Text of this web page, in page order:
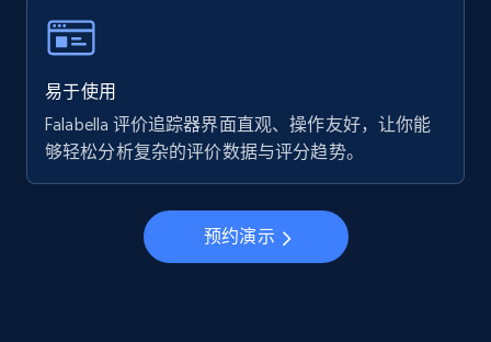
5.6K+
Walmart - products - Find new products by
using specific category URL
URL, Final price, Sku, Currency, Gtin,
Specifications, Image urls, Top reviews, and
易于使用
Falabella 评价追踪器界面直观、操作友好，让你能
够轻松分析复杂的评价数据与评分趋势。
预约演示